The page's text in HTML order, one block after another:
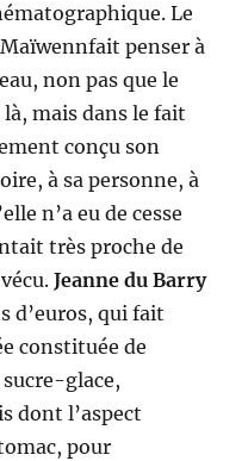
Le
penser à
non pas que le
mais dans le fait
conçu son
à sa personne, à
n’a eu de cesse
très proche de
Jeanne du Barry
d’euros, qui fait
constituée de
glace,
dont l’aspect
pour